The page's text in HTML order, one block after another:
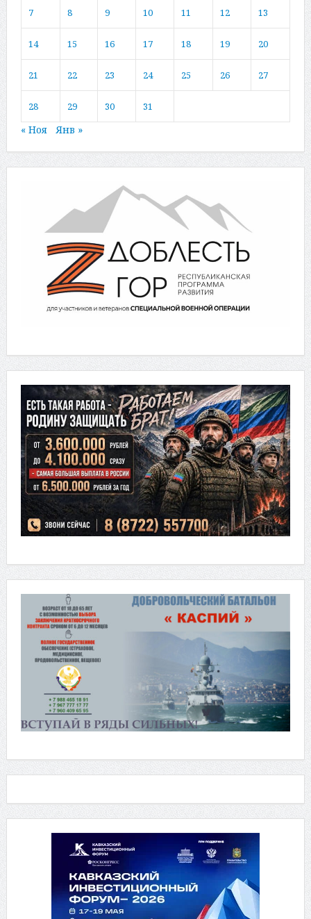
7 8 9 10 11 12 13
14 15 16 17 18 19 20
21 22 23 24 25 26 27
28 29 30 31
« Ноя Янв »